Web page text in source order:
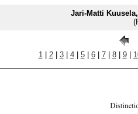
Jari-Matti
1| 2| 3| 4| 5| 6| 7| 8| 9|